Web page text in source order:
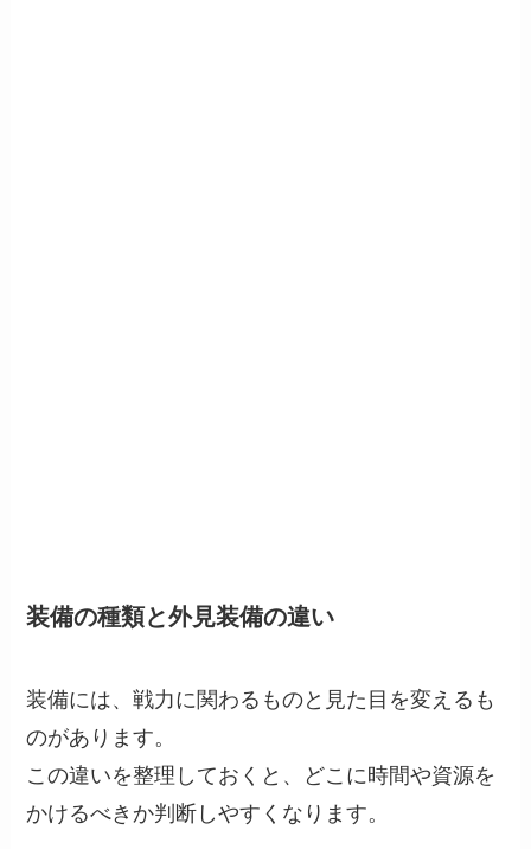
装備の種類と外見装備の違い
装備には、戦力に関わるものと見た目を変えるも
のがあります。
この違いを整理しておくと、どこに時間や資源を
かけるべきか判断しやすくなります。